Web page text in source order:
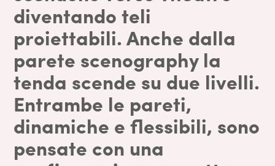
diventando teli
proiettabili. Anche dalla
parete scenography la
tenda scende su due livelli.
Entrambe le pareti,
dinamiche e flessibili, sono
pensate con una